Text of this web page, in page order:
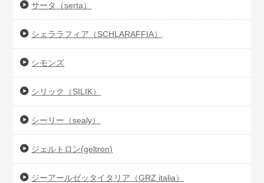
サータ（serta）
シェララフィア（SCHLARAFFIA）
シモンズ
シリック（SILIK）
シーリー（sealy）
ジェルトロン(geltron)
ジーアールゼッタイタリア（GRZ italia）